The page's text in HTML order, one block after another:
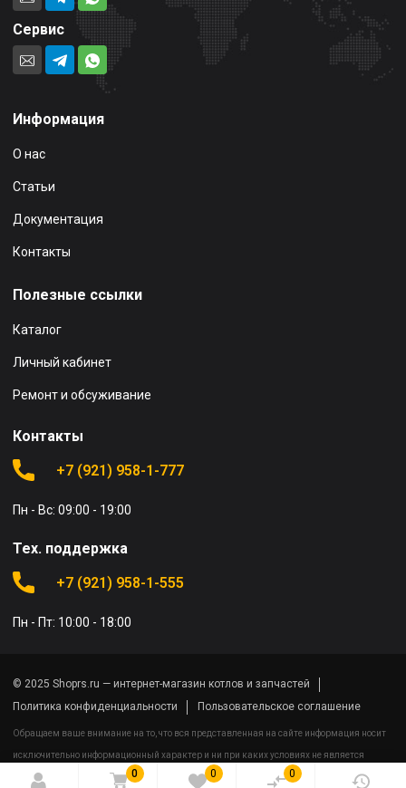
0 0 0
Сервис
Информация
О нас
Статьи
Документация
Контакты
Полезные ссылки
Каталог
Личный кабинет
Ремонт и обсуживание
Контакты
+7 (921) 958-1-777
Пн - Вс: 09:00 - 19:00
Тех. поддержка
+7 (921) 958-1-555
Пн - Пт: 10:00 - 18:00
© 2025 Shoprs.ru — интернет-магазин котлов и запчастей
Политика конфиденциальности
Пользовательское соглашение
Обращаем ваше внимание на то, что вся представленная на сайте информация носит
исключительно информационный характер и ни при каких условиях не является
публичной офертой определяемой положениями Статьи 437(2) Гражданского кодекса